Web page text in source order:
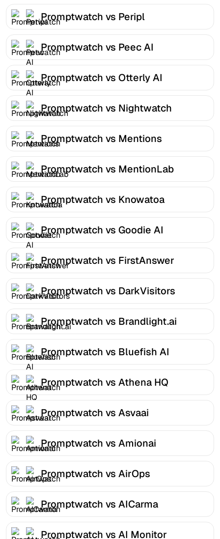
Promptwatch vs Peripl
Promptwatch vs Peec AI
Promptwatch vs Otterly AI
Promptwatch vs Nightwatch
Promptwatch vs Mentions
Promptwatch vs MentionLab
Promptwatch vs Knowatoa
Promptwatch vs Goodie AI
Promptwatch vs FirstAnswer
Promptwatch vs DarkVisitors
Promptwatch vs Brandlight.ai
Promptwatch vs Bluefish AI
Promptwatch vs Athena HQ
Promptwatch vs Asvaai
Promptwatch vs Amionai
Promptwatch vs AirOps
Promptwatch vs AICarma
Promptwatch vs AI Monitor